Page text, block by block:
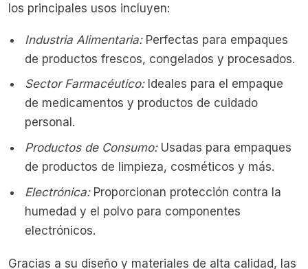
los principales usos incluyen:
Industria Alimentaria:Perfectas para empaques
de productos frescos, congelados y procesados.
Sector Farmacéutico:Ideales para el empaque
de medicamentos y productos de cuidado
personal.
Productos de Consumo:Usadas para empaques
de productos de limpieza, cosméticos y más.
Electrónica:Proporcionan protección contra la
humedad y el polvo para componentes
electrónicos.
Gracias a su diseño y materiales de alta calidad, las